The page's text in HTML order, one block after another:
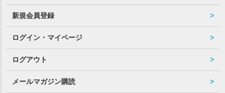
新規会員登録
ログイン・マイページ
ログアウト
メールマガジン購読